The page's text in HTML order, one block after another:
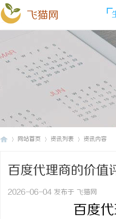
飞猫网
网站首页 资讯列表 资讯内容
百度代理商的价值
2026-06-04 发布于 飞猫网
百度